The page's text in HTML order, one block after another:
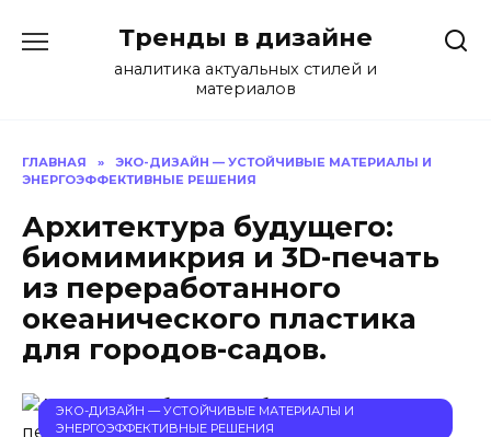
содержанию
Тренды в дизайне
аналитика актуальных стилей и
материалов
ГЛАВНАЯ »
ЭКО-ДИЗАЙН — УСТОЙЧИВЫЕ МАТЕРИАЛЫ И
ЭНЕРГОЭФФЕКТИВНЫЕ РЕШЕНИЯ
Архитектура будущего:
биомимикрия и 3D-печать
из переработанного
океанического пластика
для городов-садов.
ЭКО-ДИЗАЙН — УСТОЙЧИВЫЕ МАТЕРИАЛЫ И
ЭНЕРГОЭФФЕКТИВНЫЕ РЕШЕНИЯ